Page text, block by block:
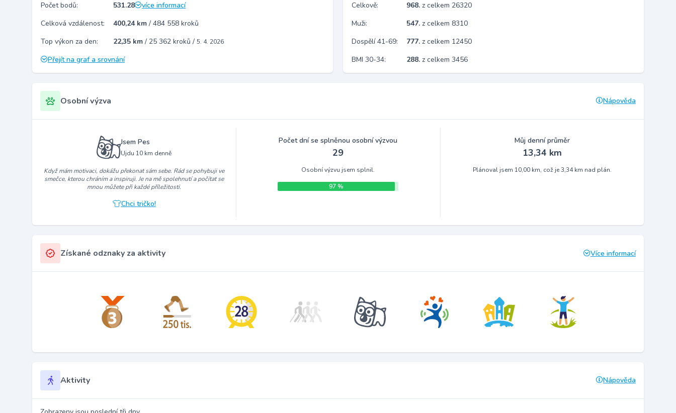
Počet bodů: 531.28
více informací
Celková vzdálenost:
400,24 km / 484 558 kroků
Top výkon za den:
22,35 km / 25 362 kroků / 5. 4. 2026
Přejít na graf a srovnání
Celkově: 968. z celkem 26320
Muži:
547. z celkem 8310
Dospělí 41-69:
777. z celkem 12450
BMI 30-34:
288. z celkem 3456
Osobní výzva Nápověda
Jsem Pes
Ujdu 10 km denně
Když mám motivaci, dokážu překonat sám sebe. Rád se pohybuji ve
smečce, kterou chráním a inspiruji. Je na mě spolehnutí a počítat se
mnou můžete při každé příležitosti.
Chci tričko!
Počet dní se splněnou osobní výzvou
29
Osobní výzvu jsem splnil.
97 %
Můj denní průměr
13,34 km
Plánoval jsem 10,00 km, což je 3,34 km nad plán.
Získané odznaky za aktivity Více informací
Aktivity Nápověda